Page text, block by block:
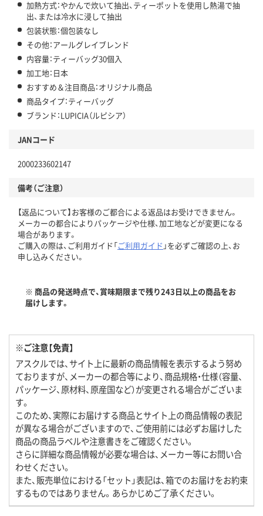
加熱方式：やかんで炊いて抽出、ティーポットを使用し熱湯で抽
出、または冷水に浸して抽出
包装状態：個包装なし
その他：アールグレイブレンド
内容量：ティーバッグ30個入
加工地：日本
おすすめ＆注目商品：オリジナル商品
商品タイプ：ティーバッグ
ブランド：LUPICIA（ルピシア）
JANコード
2000233602147
備考（ご注意）
【返品について】お客様のご都合による返品はお受けできません。
メーカーの都合によりパッケージや仕様、加工地などが変更になる
場合があります。
ご購入の際は、ご利用ガイド「ご利用ガイド 」を必ずご確認の上、お
申し込みください。
※ 商品の発送時点で、賞味期限まで残り243日以上の商品をお
届けします。
※ご注意【免責】
アスクルでは、サイト上に最新の商品情報を表示するよう努め
ておりますが、メーカーの都合等により、商品規格・仕様（容量、
パッケージ、原材料、原産国など）が変更される場合がございま
す。
このため、実際にお届けする商品とサイト上の商品情報の表記
が異なる場合がございますので、ご使用前には必ずお届けした
商品の商品ラベルや注意書きをご確認ください。
さらに詳細な商品情報が必要な場合は、メーカー等にお問い合
わせください。
また、販売単位における「セット」表記は、箱でのお届けをお約束
するものではありません。あらかじめご了承ください。